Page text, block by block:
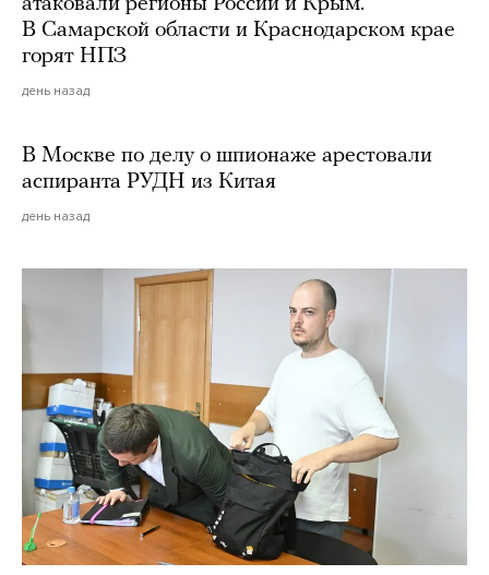
атаковали регионы России и Крым.
В Самарской области и Краснодарском крае
горят НПЗ
день назад
В Москве по делу о шпионаже арестовали
аспиранта РУДН из Китая
день назад